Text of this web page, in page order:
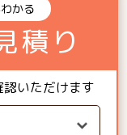
かる
積り
いただけます